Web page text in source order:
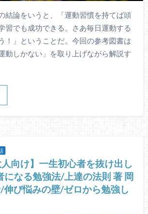
結論をいうと、「運動習慣を持てば頭
習でも成功できる。さあ毎日運動する
！」ということだ。今回の参考図書は
動しかない」を取り上げながら解説す
人向け】一生初心者を抜け出し
になる勉強法/上達の法則 著 岡
び悩みの壁/ゼロから勉強し